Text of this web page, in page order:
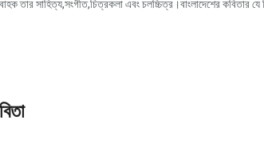
তার সাহিত্য,সংগীত,চিত্রকলা এবং চলচ্চিত্র।বাংলাদেশের কবিতার যে